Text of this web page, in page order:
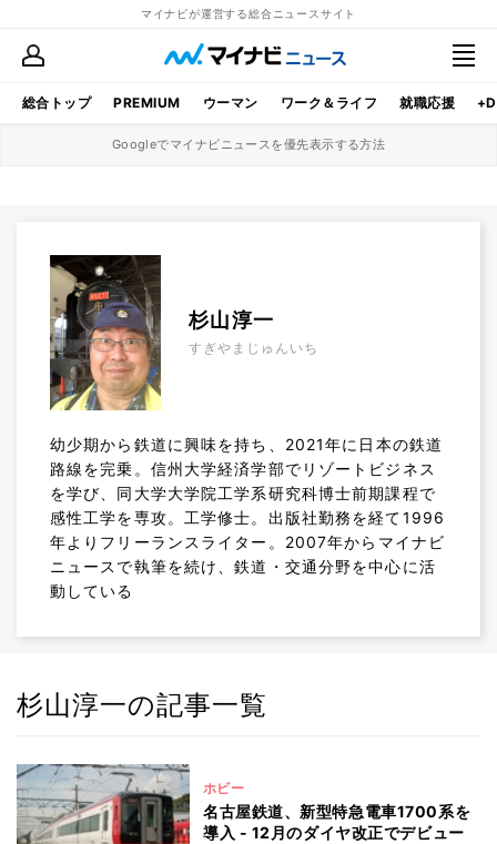
マイナビが運営する総合ニュースサイト
総合トップ PREMIUM ウーマン ワーク＆ライフ 就職応援
Googleでマイナビニュースを優先表示する方法
杉山淳一
すぎやまじゅんいち
幼少期から鉄道に興味を持ち、2021年に日本の鉄道
路線を完乗。信州大学経済学部でリゾートビジネス
を学び、同大学大学院工学系研究科博士前期課程で
感性工学を専攻。工学修士。出版社勤務を経て1996
年よりフリーランスライター。2007年からマイナビ
ニュースで執筆を続け、鉄道・交通分野を中心に活
動している
杉山淳一の記事一覧
ホビー
名古屋鉄道、新型特急電車1700系を
導入 - 12月のダイヤ改正でデビュー